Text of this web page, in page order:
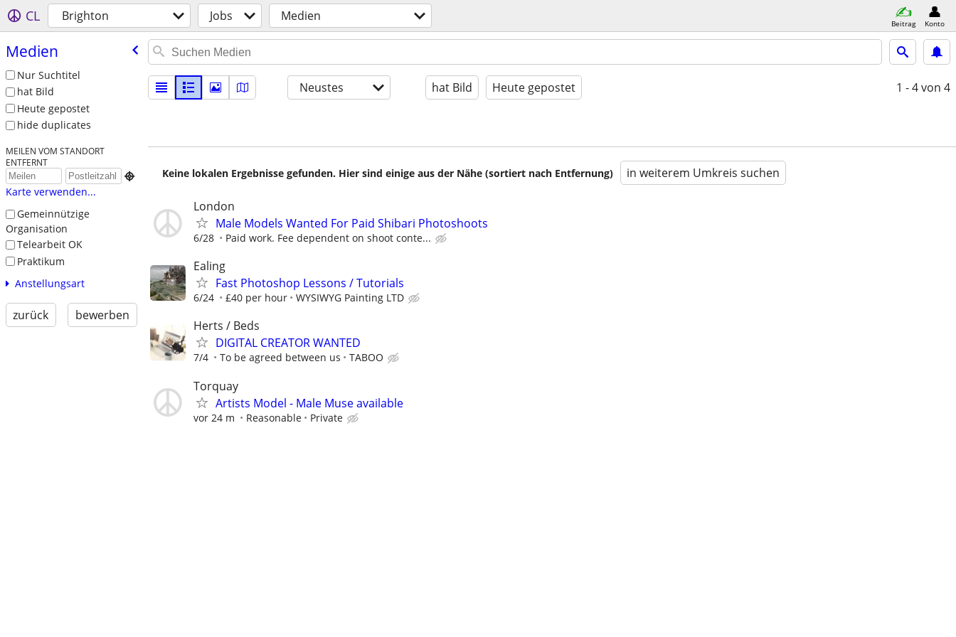
CL Brighton Jobs Medien Beitrag Konto
Medien
Nur Suchtitel
hat Bild
Heute gepostet
hide duplicates
MEILEN VOM STANDORT
ENTFERNT

Karte verwenden...
Gemeinnützige
Organisation
Telearbeit OK
Praktikum
Anstellungsart
zurück bewerben
Neustes hat Bild Heute gepostet 1 - 4von 4
Keine lokalen Ergebnisse gefunden. Hier sind einige aus der Nähe (sortiert nach Entfernung) in weiterem Umkreis suchen
London
Male Models Wanted For Paid Shibari Photoshoots
6/28 Paid work. Fee dependent on shoot conte...
Ealing
Fast Photoshop Lessons / Tutorials
6/24 £40 per hour WYSIWYG Painting LTD
Herts / Beds
DIGITAL CREATOR WANTED
7/4 To be agreed between us TABOO
Torquay
Artists Model - Male Muse available
vor 24 m Reasonable Private